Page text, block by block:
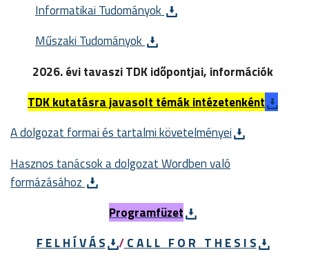
Informatikai Tudományok
Műszaki Tudományok
2026. évi tavaszi TDK időpontjai, információk
TDK kutatásra javasolt témák intézetenként
A dolgozat formai és tartalmi követelményei
Hasznos tanácsok a dolgozat Wordben való
formázásához
Programfüzet
F E L H Í V Á S
/C A L L F O R T H E S I S